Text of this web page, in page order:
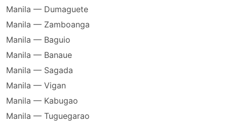
Manila — Dumaguete
Manila — Zamboanga
Manila — Baguio
Manila — Banaue
Manila — Sagada
Manila — Vigan
Manila — Kabugao
Manila — Tuguegarao